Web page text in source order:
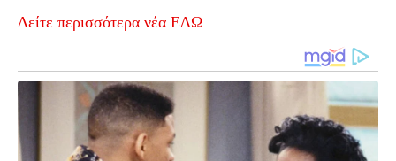
Δείτε περισσότερα νέα ΕΔΩ